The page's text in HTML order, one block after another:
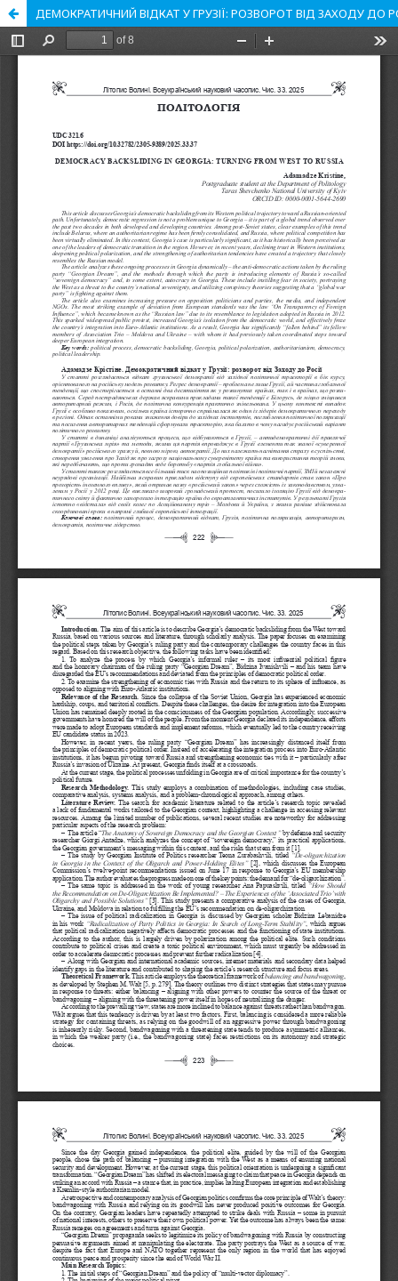
ДЕМОКРАТИЧНИЙ ВІДКАТ У ГРУЗІЇ: РОЗВОРОТ ВІД ЗАХОДУ ДО